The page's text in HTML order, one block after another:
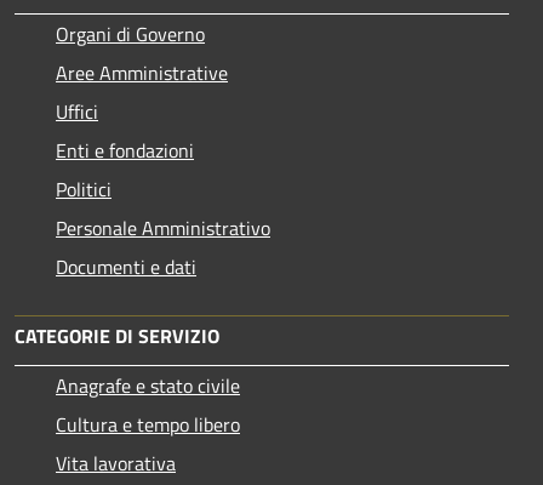
Organi di Governo
Aree Amministrative
Uffici
Enti e fondazioni
Politici
Personale Amministrativo
Documenti e dati
CATEGORIE DI SERVIZIO
Anagrafe e stato civile
Cultura e tempo libero
Vita lavorativa